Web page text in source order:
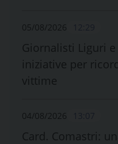
05/08/2026
Giornalisti Liguri
iniziative per
vittime
04/08/2026
Card. Comastri: